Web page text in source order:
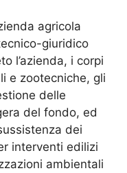
agricola
giuridico
l’azienda, i corpi
e zootecniche, gli
delle
del fondo, ed
dei
interventi edilizi
ambientali